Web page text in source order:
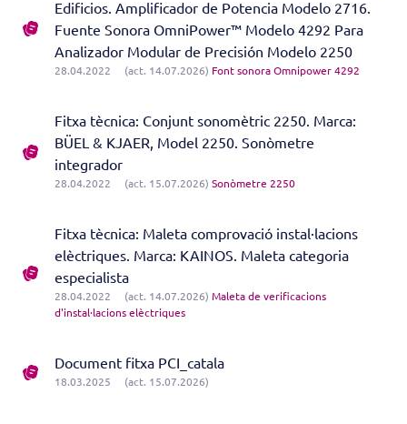
Edificios. Amplificador de Potencia Modelo 2716.
Fuente Sonora OmniPower™ Modelo 4292 Para
Analizador Modular de Precisión Modelo 2250
28.04.2022 (act. 14.07.2026) Font sonora Omnipower 4292
Fitxa tècnica: Conjunt sonomètric 2250. Marca:
BÜEL & KJAER, Model 2250. Sonòmetre
integrador
28.04.2022 (act. 15.07.2026) Sonòmetre 2250
Fitxa tècnica: Maleta comprovació instal·lacions
elèctriques. Marca: KAINOS. Maleta categoria
especialista
28.04.2022 (act. 14.07.2026) Maleta de verificacions
d'instal·lacions elèctriques
Document fitxa PCI_catala
18.03.2025 (act. 15.07.2026)